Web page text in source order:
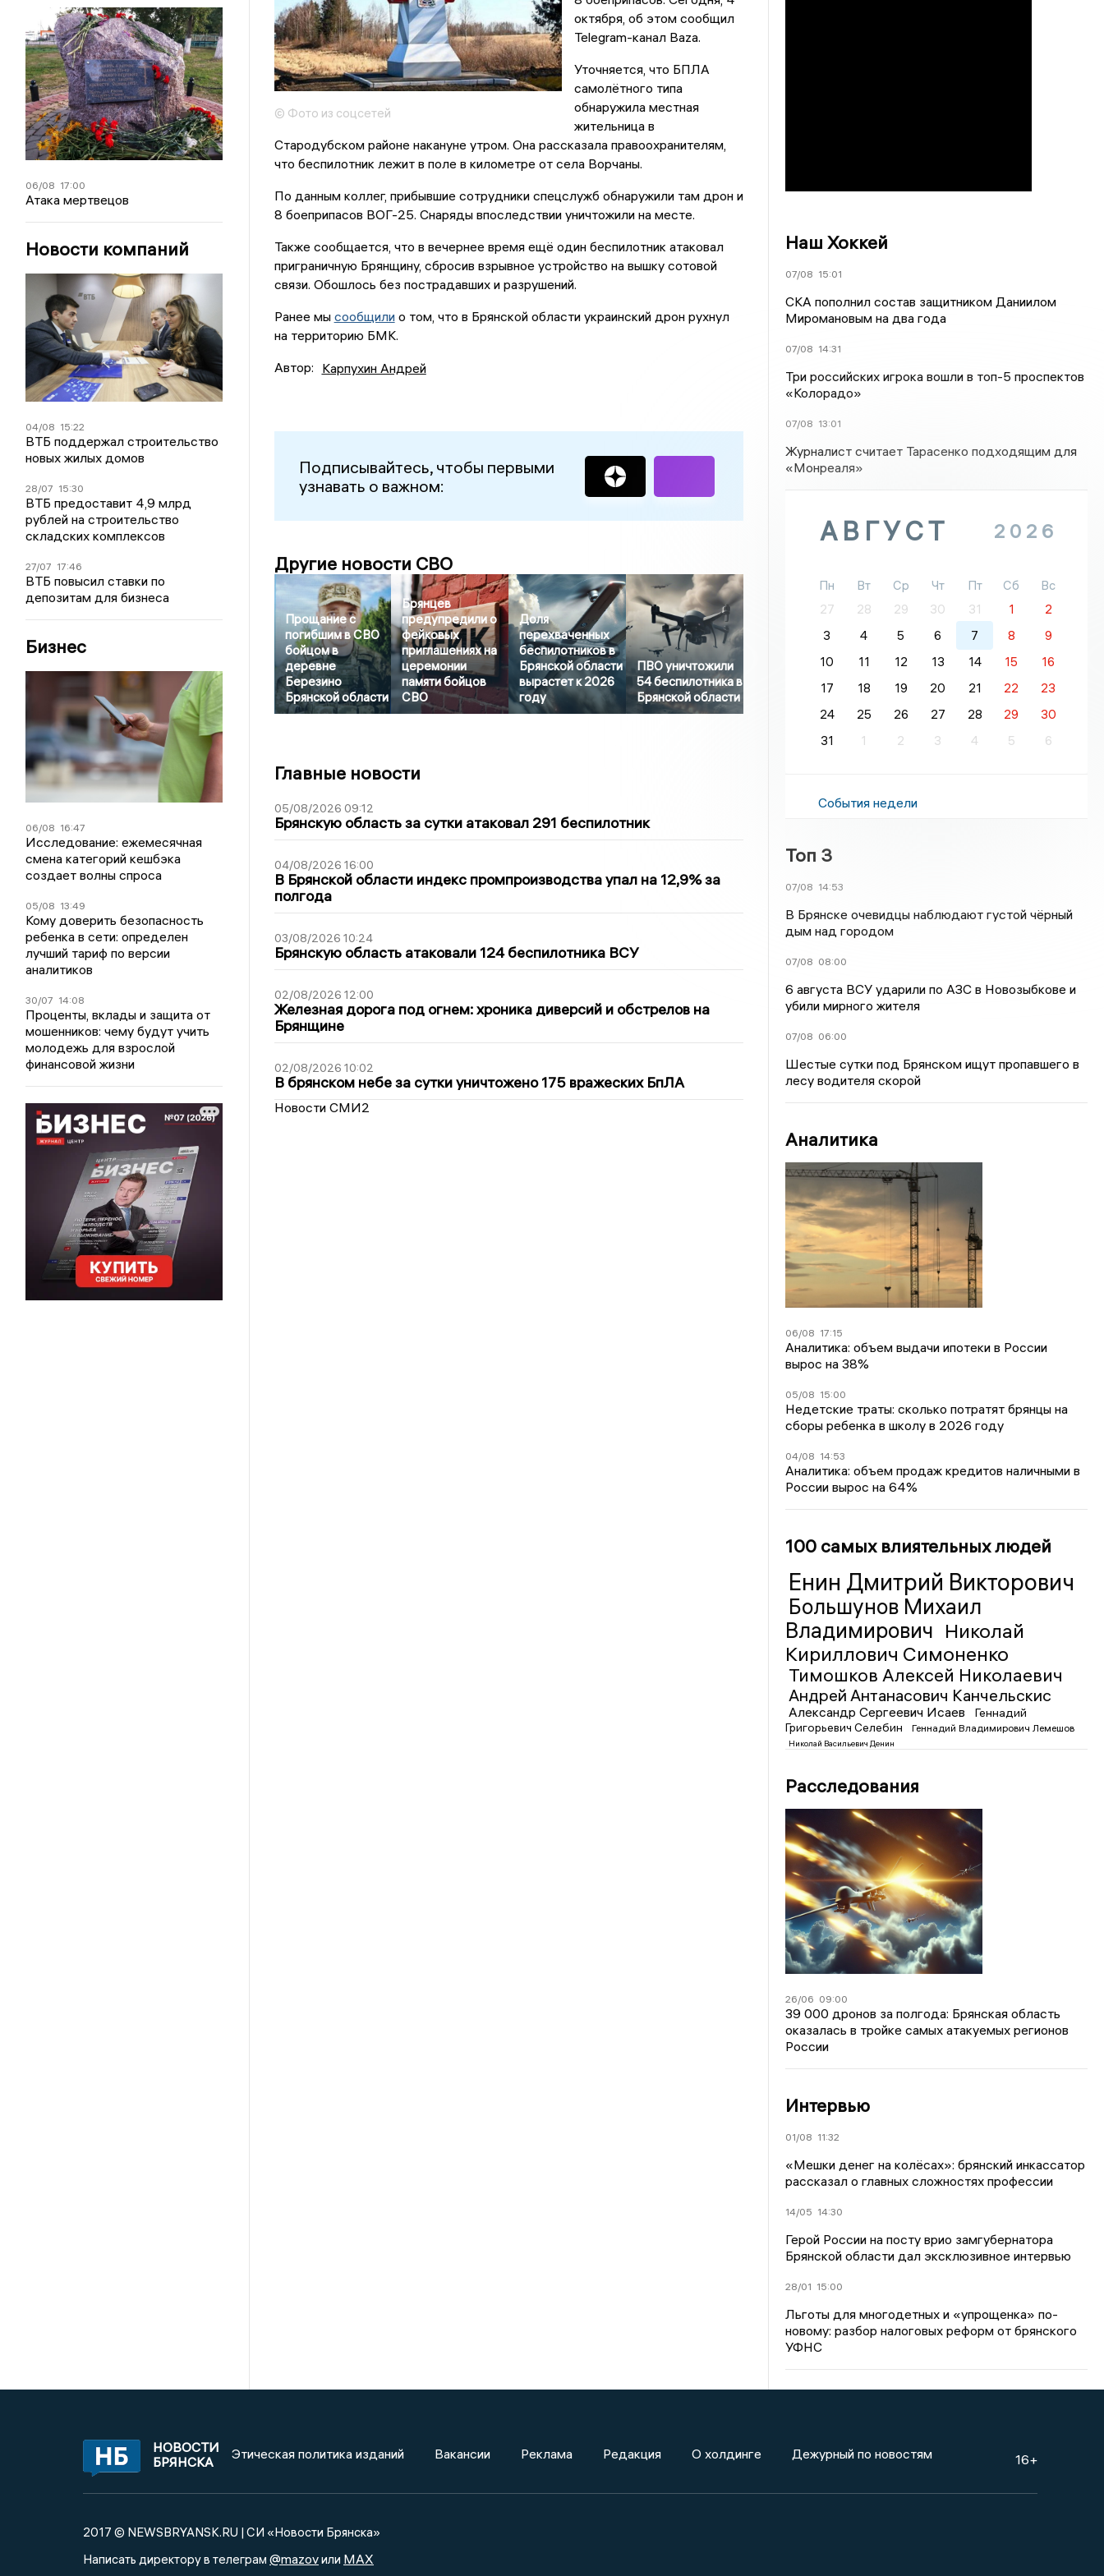
06/08 17:00
Атака мертвецов
Новости компаний
04/08 15:22
ВТБ поддержал строительство
новых жилых домов
28/07 15:30
ВТБ предоставит 4,9 млрд
рублей на строительство
складских комплексов
27/07 17:46
ВТБ повысил ставки по
депозитам для бизнеса
Бизнес
06/08 16:47
Исследование: ежемесячная
смена категорий кешбэка
создает волны спроса
05/08 13:49
Кому доверить безопасность
ребенка в сети: определен
лучший тариф по версии
аналитиков
30/07 14:08
Проценты, вклады и защита от
мошенников: чему будут учить
молодежь для взрослой
финансовой жизни
© Фото из соцсетей
октября, об этом сообщил
Telegram-канал Baza.
Уточняется, что БПЛА
самолётного типа
обнаружила местная
жительница в
Стародубском районе накануне утром. Она рассказала правоохранителям,
что беспилотник лежит в поле в километре от села Ворчаны.
По данным коллег, прибывшие сотрудники спецслужб обнаружили там дрон и
8 боеприпасов ВОГ-25. Снаряды впоследствии уничтожили на месте.
Также сообщается, что в вечернее время ещё один беспилотник атаковал
приграничную Брянщину, сбросив взрывное устройство на вышку сотовой
связи. Обошлось без пострадавших и разрушений.
Ранее мы сообщилио том, что в Брянской области украинский дрон рухнул
на территорию БМК.
Автор: Карпухин Андрей
Подписывайтесь, чтобы первыми
узнавать о важном:
Другие новости СВО
Прощание с
погибшим в СВО
бойцом в
деревне
Березино
Брянской области
Брянцев
предупредили о
фейковых
приглашениях на
церемонии
памяти бойцов
СВО
Доля
перехваченных
беспилотников в
Брянской области
вырастет к 2026
году
ПВО уничтожили
54 беспилотника в
Брянской области
Главные новости
05/08/2026 09:12
Брянскую область за сутки атаковал 291 беспилотник
04/08/2026 16:00
В Брянской области индекс промпроизводства упал на 12,9% за
полгода
03/08/2026 10:24
Брянскую область атаковали 124 беспилотника ВСУ
02/08/2026 12:00
Железная дорога под огнем: хроника диверсий и обстрелов на
Брянщине
02/08/2026 10:02
В брянском небе за сутки уничтожено 175 вражеских БпЛА
Новости СМИ2
Наш Хоккей
07/08 15:01
СКА пополнил состав защитником Даниилом
Миромановым на два года
07/08 14:31
Три российских игрока вошли в топ-5 проспектов
«Колорадо»
07/08 13:01
Журналист считает Тарасенко подходящим для
«Монреаля»
АВГУСТ 2026
Пн Вт Ср Чт Пт Сб
Вс
27
28 29 30 31 1
2
3
4 5 6 7 8
9
10
11 12 13 14 15
16
17
18 19 20 21 22
23
24
25 26 27 28 29
30
31
1 2 3 4 5 6
События недели
Топ 3
07/08 14:53
В Брянске очевидцы наблюдают густой чёрный
дым над городом
07/08 08:00
6 августа ВСУ ударили по АЗС в Новозыбкове и
убили мирного жителя
07/08 06:00
Шестые сутки под Брянском ищут пропавшего в
лесу водителя скорой
Аналитика
06/08 17:15
Аналитика: объем выдачи ипотеки в России
вырос на 38%
05/08 15:00
Недетские траты: сколько потратят брянцы на
сборы ребенка в школу в 2026 году
04/08 14:53
Аналитика: объем продаж кредитов наличными в
России вырос на 64%
100 самых влиятельных людей
Енин Дмитрий Викторович
Большунов Михаил
Владимирович Николай
Кириллович Симоненко
Тимошков Алексей Николаевич
Андрей Антанасович Канчельскис
Александр Сергеевич Исаев
Геннадий
Григорьевич Селебин
Геннадий Владимирович Лемешов
Николай Васильевич Денин
Расследования
26/06 09:00
39 000 дронов за полгода: Брянская область
оказалась в тройке самых атакуемых регионов
России
Интервью
01/08 11:32
«Мешки денег на колёсах»: брянский инкассатор
рассказал о главных сложностях профессии
14/05 14:30
Герой России на посту врио замгубернатора
Брянской области дал эксклюзивное интервью
28/01 15:00
Льготы для многодетных и «упрощенка» по-
новому: разбор налоговых реформ от брянского
УФНС
НОВОСТИ
БРЯНСКА
Этическая политика изданий Вакансии Реклама Редакция О холдинге Дежурный по новостям 16+
2017 © NEWSBRYANSK.RU | СИ «Новости Брянска»
Написать директору в телеграм @mazovили MAX